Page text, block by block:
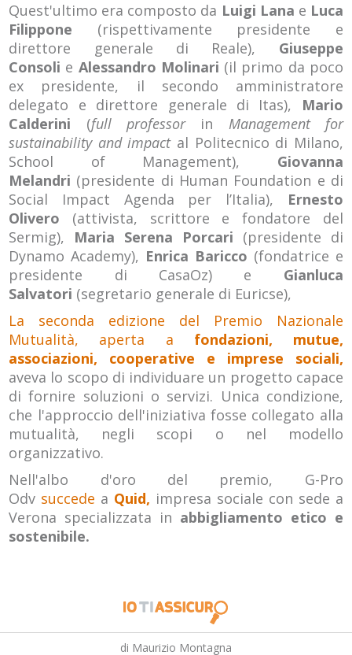
Quest'ultimo era composto da Luigi Lana e Luca
Filippone (rispettivamente presidente e
direttore generale di Reale), Giuseppe
Consoli e Alessandro Molinari (il primo da poco
ex presidente, il secondo amministratore
delegato e direttore generale di Itas), Mario
Calderini (full professorin Management for
sustainability and impact al Politecnico di Milano,
School of Management), Giovanna
Melandri (presidente di Human Foundation e di
Social Impact Agenda per l’Italia), Ernesto
Olivero (attivista, scrittore e fondatore del
Sermig), Maria Serena Porcari (presidente di
Dynamo Academy), Enrica Baricco (fondatrice e
presidente di CasaOz) e Gianluca
Salvatori (segretario generale di Euricse),
La seconda edizione del Premio Nazionale
Mutualità, aperta a fondazioni, mutue,
associazioni, cooperative e imprese sociali,
aveva lo scopo di individuare un progetto capace
di fornire soluzioni o servizi. Unica condizione,
che l'approccio dell'iniziativa fosse collegato alla
mutualità, negli scopi o nel modello
organizzativo.
Nell'albo d'oro del premio, G-Pro
Odv succede a Quid, impresa sociale con sede a
Verona specializzata in abbigliamento etico e
sostenibile.
di Maurizio Montagna